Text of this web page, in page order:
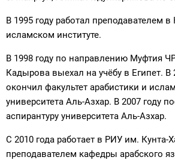
В 1995 году работал преподавателем
исламском институте.
В 1998 году по направлению Муфтия
Кадырова выехал на учёбу в Египет. В
окончил факультет арабистики и
университета Аль-Азхар. В 2007 году
аспирантуру университета Аль-Азхар.
С 2010 года работает в РИУ им. Кунта-
преподавателем кафедры арабского